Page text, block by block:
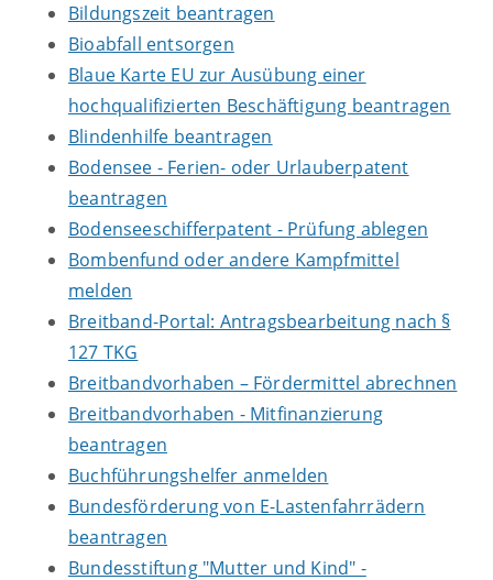
Bildungszeit beantragen
Bioabfall entsorgen
Blaue Karte EU zur Ausübung einer
hochqualifizierten Beschäftigung beantragen
Blindenhilfe beantragen
Bodensee - Ferien- oder Urlauberpatent
beantragen
Bodenseeschifferpatent - Prüfung ablegen
Bombenfund oder andere Kampfmittel
melden
Breitband-Portal: Antragsbearbeitung nach §
127 TKG
Breitbandvorhaben – Fördermittel abrechnen
Breitbandvorhaben - Mitfinanzierung
beantragen
Buchführungshelfer anmelden
Bundesförderung von E-Lastenfahrrädern
beantragen
Bundesstiftung "Mutter und Kind" -